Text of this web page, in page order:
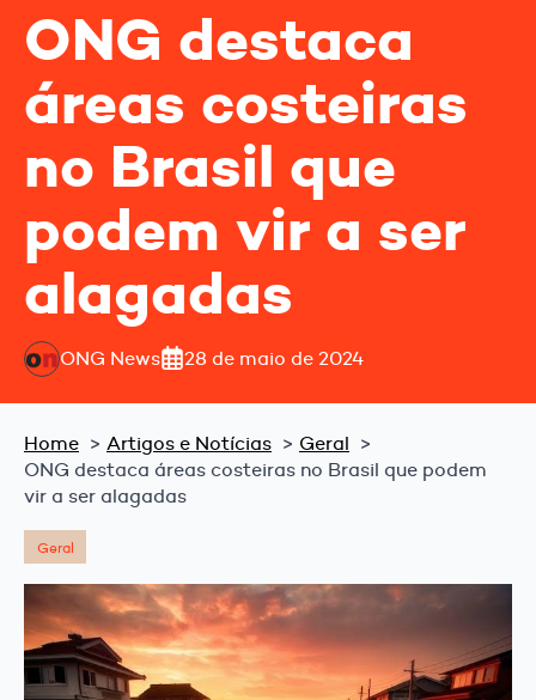
ONG destaca
áreas costeiras
no Brasil que
podem vir a ser
alagadas
ONG News 28 de maio de 2024
Home Artigos e Notícias
Geral
ONG destaca áreas costeiras no Brasil que podem
vir a ser alagadas
Geral